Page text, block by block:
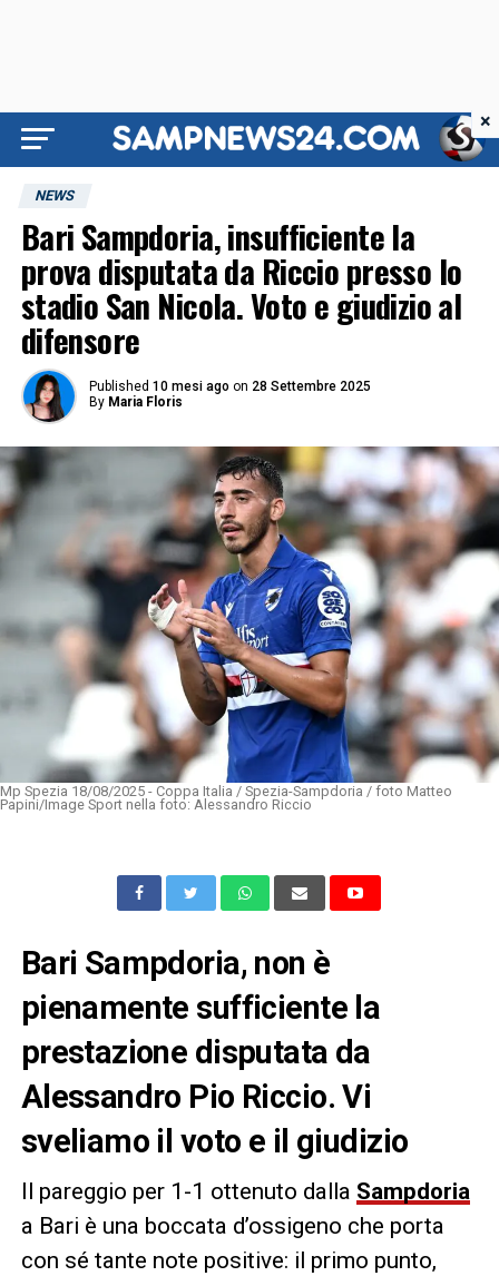
NEWS
Bari Sampdoria, insufficiente la
prova disputata da Riccio presso lo
stadio San Nicola. Voto e giudizio al
difensore
Published 10 mesi ago on 28 Settembre 2025
By Maria Floris
Mp Spezia 18/08/2025 - Coppa Italia / Spezia-Sampdoria / foto Matteo
Papini/Image Sport nella foto: Alessandro Riccio
Bari Sampdoria, non è
pienamente sufficiente la
prestazione disputata da
Alessandro Pio Riccio. Vi
sveliamo il voto e il giudizio
Il pareggio per 1-1 ottenuto dalla Sampdoria
a Bari è una boccata d’ossigeno che porta
con sé tante note positive: il primo punto,
×